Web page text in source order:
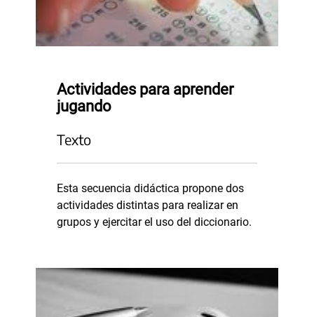
Actividades para aprender
jugando
Texto
Esta secuencia didáctica propone dos
actividades distintas para realizar en
grupos y ejercitar el uso del diccionario.